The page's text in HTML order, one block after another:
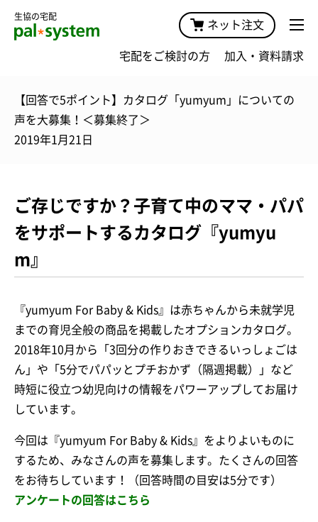
生協の宅配
ネット注文
宅配をご検討の方 加入・資料請求
【回答で5ポイント】カタログ「yumyum」についての
声を大募集！＜募集終了＞
2019年1月21日
ご存じですか？子育て中のママ・パパ
をサポートするカタログ『yumyu
m』
『yumyum For Baby & Kids』は赤ちゃんから未就学児
までの育児全般の商品を掲載したオプションカタログ。
2018年10月から「3回分の作りおきできるいっしょごは
ん」や「5分でパパッとプチおかず（隔週掲載）」など
時短に役立つ幼児向けの情報をパワーアップしてお届け
しています。
今回は『yumyum For Baby & Kids』をよりよいものに
するため、みなさんの声を募集します。たくさんの回答
をお待ちしています！（回答時間の目安は5分です）
アンケートの回答はこちら